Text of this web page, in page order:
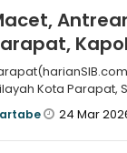
Kota Parapat,
24 Mar